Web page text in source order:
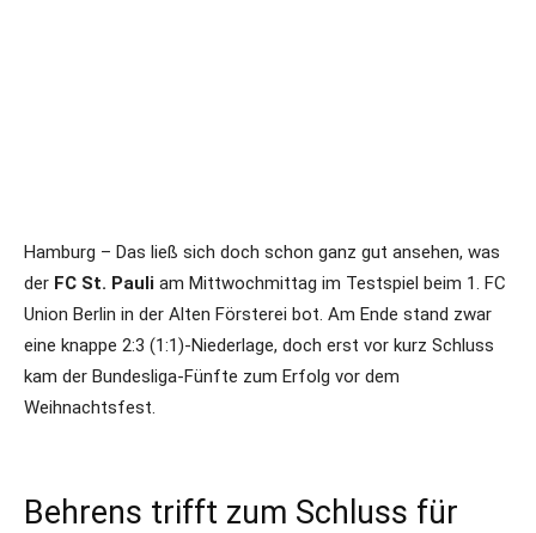
Hamburg – Das ließ sich doch schon ganz gut ansehen, was
der FC St. Pauli am Mittwochmittag im Testspiel beim 1. FC
Union Berlin in der Alten Försterei bot. Am Ende stand zwar
eine knappe 2:3 (1:1)-Niederlage, doch erst vor kurz Schluss
kam der Bundesliga-Fünfte zum Erfolg vor dem
Weihnachtsfest.
Behrens trifft zum Schluss für